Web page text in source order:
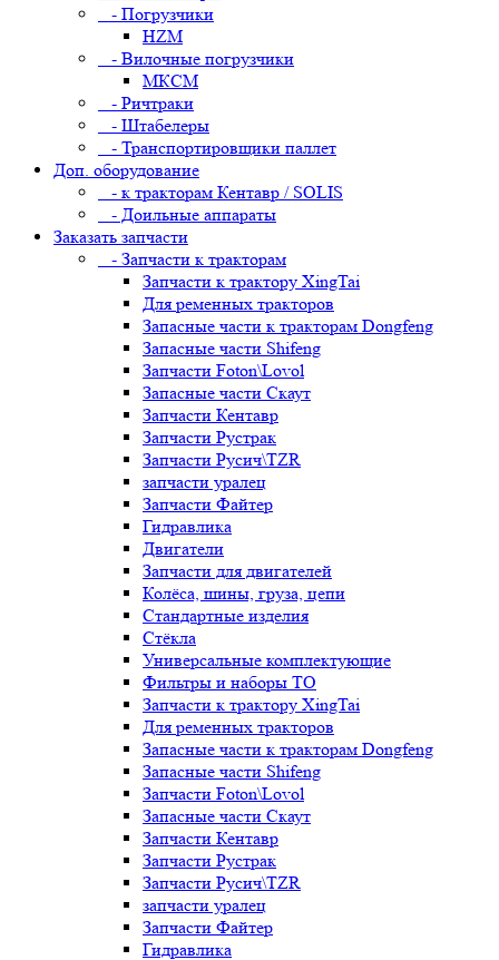
- Погрузчики
HZM
- Вилочные погрузчики
МКСМ
- Ричтраки
- Штабелеры
- Транспортировщики паллет
Доп. оборудование
- к тракторам Кентавр / SOLIS
- Доильные аппараты
Заказать запчасти
- Запчасти к тракторам
Запчасти к трактору XingTai
Для ременных тракторов
Запасные части к тракторам Dongfeng
Запасные части Shifeng
Запчасти Foton\Lovol
Запасные части Скаут
Запчасти Кентавр
Запчасти Рустрак
Запчасти Русич\TZR
запчасти уралец
Запчасти Файтер
Гидравлика
Двигатели
Запчасти для двигателей
Колёса, шины, груза, цепи
Стандартные изделия
Стёкла
Универсальные комплектующие
Фильтры и наборы ТО
Запчасти к трактору XingTai
Для ременных тракторов
Запасные части к тракторам Dongfeng
Запасные части Shifeng
Запчасти Foton\Lovol
Запасные части Скаут
Запчасти Кентавр
Запчасти Рустрак
Запчасти Русич\TZR
запчасти уралец
Запчасти Файтер
Гидравлика